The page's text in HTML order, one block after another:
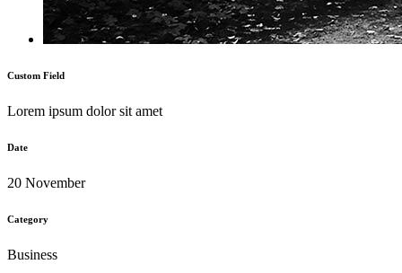
Custom Field
Lorem ipsum dolor sit amet
Date
20 November
Category
Business